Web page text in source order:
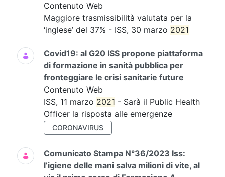
Contenuto Web
Maggiore trasmissibilità valutata per la
‘inglese’ del 37% - ISS, 30 marzo 2021
Covid19: al G20 ISS propone piattaforma
di formazione in sanità pubblica per
fronteggiare le crisi sanitarie future
Contenuto Web
ISS, 11 marzo 2021 - Sarà il Public Health
Officer la risposta alle emergenze
CORONAVIRUS
Comunicato Stampa N°36/2023 Iss:
l’igiene delle mani salva milioni di vite, al